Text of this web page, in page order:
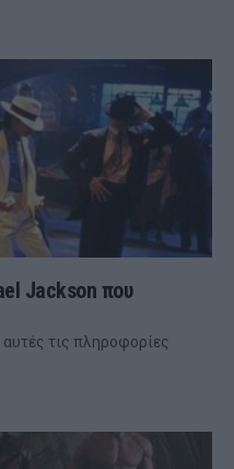
Jackson που
τις πληροφορίες